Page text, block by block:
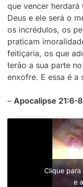
que vencer herdará
Deus e ele será o
os incrédulos, os
praticam
feitiçaria, os que
terão a sua parte
enxofre. E essa é a
– Apocalipse 21:6-8
Clique
e